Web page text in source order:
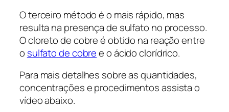
O terceiro método é o mais rápido, mas
resulta na presença de sulfato no processo.
O cloreto de cobre é obtido na reação entre
o sulfato de cobree o ácido clorídrico.
Para mais detalhes sobre as quantidades,
concentrações e procedimentos assista o
vídeo abaixo.